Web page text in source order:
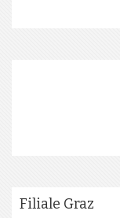
Filiale Graz